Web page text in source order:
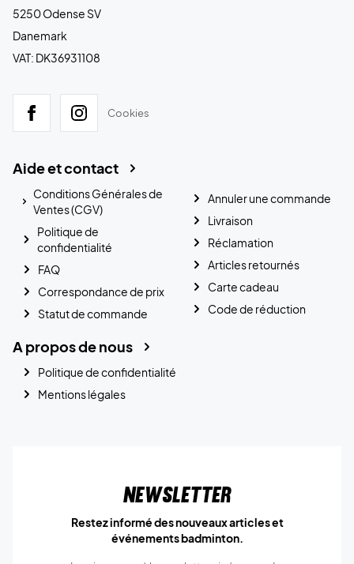
5250 Odense SV
Danemark
VAT: DK36931108
Cookies
Aide et contact
Conditions Générales de
Ventes (CGV)
Politique de
confidentialité
FAQ
Correspondance de prix
Statut de commande
Annuler une commande
Livraison
Réclamation
Articles retournés
Carte cadeau
Code de réduction
A propos de nous
Politique de confidentialité
Mentions légales
Newsletter
Restez informé des nouveaux articles et
événements badminton.